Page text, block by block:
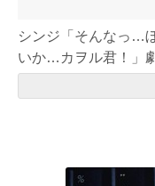
シンジ「そんなっ…
いか…カヲル君！」
リオンですが、ま...